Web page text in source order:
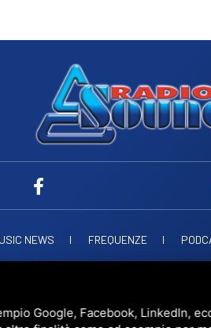
NEWS FREQUENZE
Google, Facebook, LinkedIn,